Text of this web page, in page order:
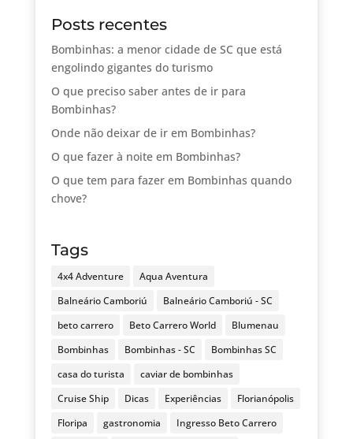
Posts recentes
Bombinhas: a menor cidade de SC que está
engolindo gigantes do turismo
O que preciso saber antes de ir para
Bombinhas?
Onde não deixar de ir em Bombinhas?
O que fazer à noite em Bombinhas?
O que tem para fazer em Bombinhas quando
chove?
Tags
4x4 Adventure
Aqua Aventura
Balneário Camboriú
Balneário Camboriú - SC
beto carrero
Beto Carrero World
Blumenau
Bombinhas
Bombinhas - SC
Bombinhas SC
casa do turista
caviar de bombinhas
Cruise Ship
Dicas Experiências
Florianópolis
Floripa
gastronomia
Ingresso Beto Carrero